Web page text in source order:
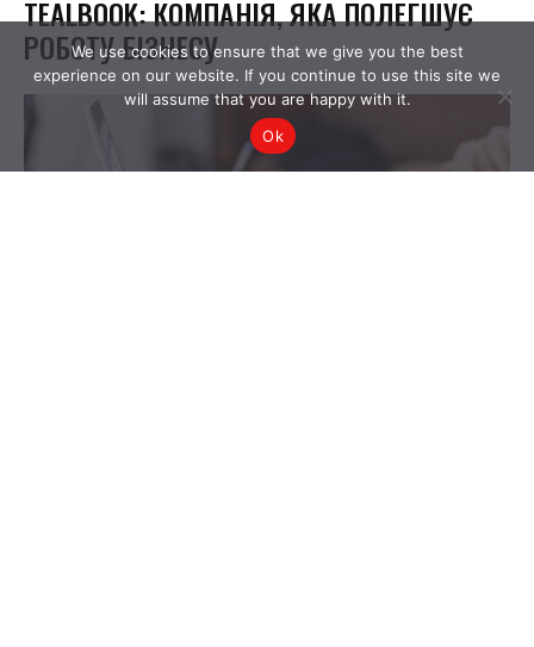
We use cookies to ensure that we give you the best
experience on our website. If you continue to use this site we
will assume that you are happy with it.
Ok